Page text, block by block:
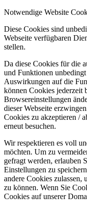
Notwendige Website
Diese Cookies sind
Webseite verfügbaren
stellen.
Da diese Cookies für die
und Funktionen
Auswirkungen auf die
können Cookies jederzeit
Browsereinstellungen
dieser Webseite
Cookies zu akzeptieren /
erneut besuchen.
Wir respektieren es voll
möchten. Um zu
gefragt werden, erlauben
Einstellungen zu
andere Cookies zulassen,
zu können. Wenn Sie
Cookies auf unserer